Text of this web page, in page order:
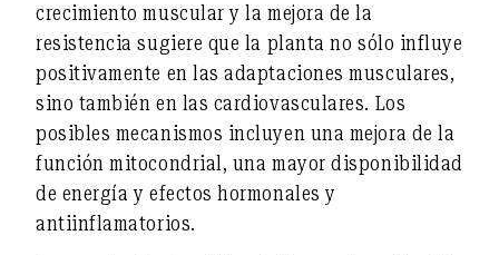
crecimiento muscular y la mejora de la
resistencia sugiere que la planta no sólo influye
positivamente en las adaptaciones musculares,
sino también en las cardiovasculares. Los
posibles mecanismos incluyen una mejora de la
función mitocondrial, una mayor disponibilidad
de energía y efectos hormonales y
antiinflamatorios.